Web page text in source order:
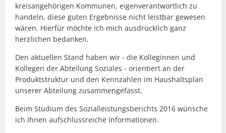
kreisangehörigen Kommunen, eigenverantwortlich zu
handeln, diese guten Ergebnisse nicht leistbar gewesen
wären. Hierfür möchte ich mich ausdrücklich ganz
herzlichen bedanken.
Den aktuellen Stand haben wir - die Kolleginnen und
Kollegen der Abteilung Soziales - orientiert an der
Produktstruktur und den Kennzahlen im Haushaltsplan
unserer Abteilung zusammengefasst.
Beim Studium des Sozialleistungsberichts 2016 wünsche
ich Ihnen aufschlussreiche Informationen.